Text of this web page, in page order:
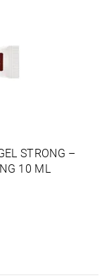
STRONG –
10 ML